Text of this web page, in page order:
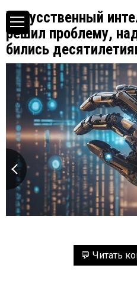
Искусственный
решил проблему,
бились
💬 Читать